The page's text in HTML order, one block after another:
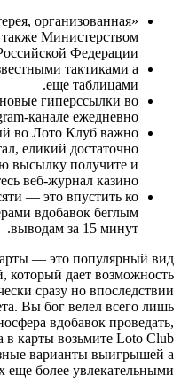
организованная
Министерством
Федерации.
тактиками а
еще таблицами.
гиперссылки во
канале ежедневно.
во Лото Клуб важно
еликий достаточно
высылку получите и
веб-журнал казино.
— это впустить ко
вдобавок беглым
выводам за 15 минут.
— это популярный вид
который дает возможность
сразу но впоследствии
Вы бог велел всего лишь
вдобавок проведать,
карты возьмите Loto Club
варианты выигрышей а
еще более увлекательными.